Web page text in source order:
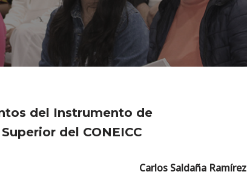
del Instrumento de
del CONEICC
Carlos Saldaña Ramírez